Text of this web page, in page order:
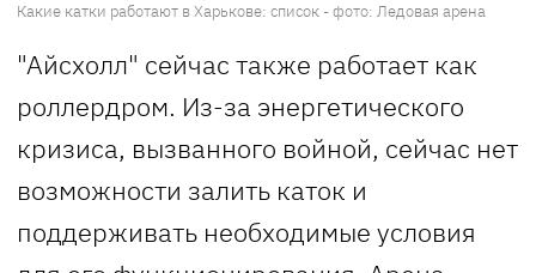
Какие катки работают в Харькове: список - фото: Ледовая арена
"Айсхолл" сейчас также работает как
роллердром. Из-за энергетического
кризиса, вызванного войной, сейчас нет
возможности залить каток и
поддерживать необходимые условия